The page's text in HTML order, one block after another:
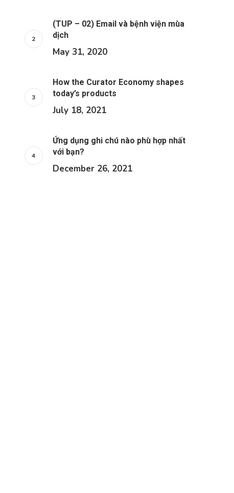
(TUP – 02) Email và bệnh viện mùa
dịch
May 31, 2020
How the Curator Economy shapes
today’s products
July 18, 2021
Ứng dụng ghi chú nào phù hợp nhất
với bạn?
December 26, 2021